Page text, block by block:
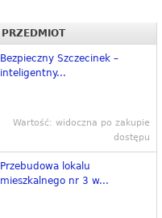
PRZEDMIOT
Bezpieczny Szczecinek –
inteligentny...
Wartość: widoczna po zakupie
dostępu
Przebudowa lokalu
mieszkalnego nr 3 w...